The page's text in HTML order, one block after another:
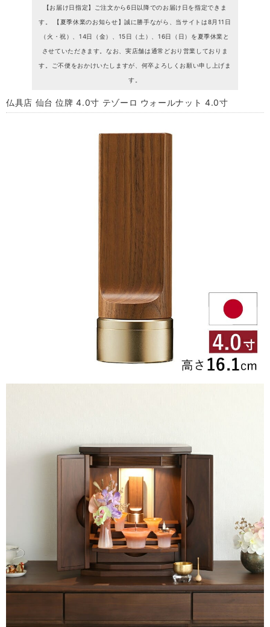
【お届け日指定】ご注文から6日以降でのお届け日を指定できま
す。 【夏季休業のお知らせ】誠に勝手ながら、当サイトは8月11日
（火・祝）、14日（金）、15日（土）、16日（日）を夏季休業と
させていただきます。なお、実店舗は通常どおり営業しておりま
す。ご不便をおかけいたしますが、何卒よろしくお願い申し上げま
す。
仏具店 仙台 位牌 4.0寸 テゾーロ ウォールナット 4.0寸